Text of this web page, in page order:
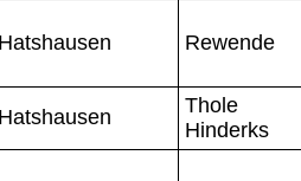
Hatshausen Rewende
Hatshausen
Thole
Hinderks